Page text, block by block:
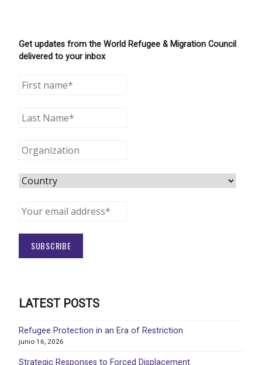
Get updates from the World Refugee & Migration Council
delivered to your inbox
LATEST POSTS
Refugee Protection in an Era of Restriction
junio 16, 2026
Strategic Responses to Forced Displacement